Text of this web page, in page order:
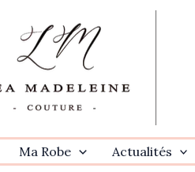
Ma Robe Actualités